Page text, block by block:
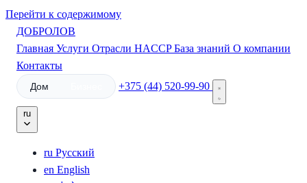
Перейти к содержимому
ДОБРОЛОВ
Главная Услуги Отрасли HACCPБаза знаний О компании
Контакты
Дом +375 (44) 520-99-90
ru
ru Русский
en English